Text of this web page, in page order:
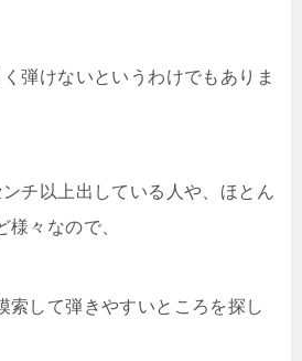
弾けないというわけでもありま
チ以上出している人や、ほとん
様々なので、
索して弾きやすいところを探し